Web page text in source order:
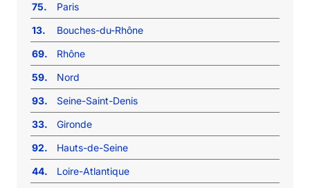
75.
Paris
13.
Bouches-du-Rhône
69.
Rhône
59.
Nord
93.
Seine-Saint-Denis
33.
Gironde
92.
Hauts-de-Seine
44.
Loire-Atlantique